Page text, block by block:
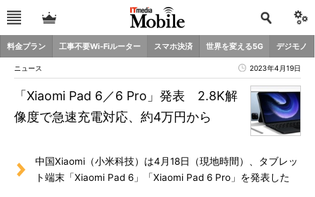
料金プラン 工事不要Wi-Fiルーター スマホ決済 世界を変える5G デジモノ
ニュース 2023年4月19日
「Xiaomi Pad 6／6 Pro」発表 2.8K解
像度で急速充電対応、約4万円から
中国Xiaomi（小米科技）は4月18日（現地時間）、タブレッ
ト端末「Xiaomi Pad 6」「Xiaomi Pad 6 Pro」を発表した